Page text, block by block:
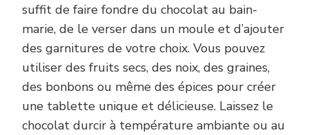
suffit de faire fondre du chocolat au bain-
marie, de le verser dans un moule et d’ajouter
des garnitures de votre choix. Vous pouvez
utiliser des fruits secs, des noix, des graines,
des bonbons ou même des épices pour créer
une tablette unique et délicieuse. Laissez le
chocolat durcir à température ambiante ou au